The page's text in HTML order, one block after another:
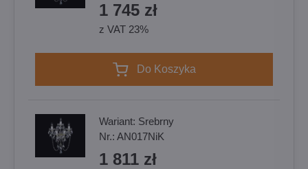
1 745 zł
z VAT 23%
Do Koszyka
Wariant: Srebrny
Nr.: AN017NiK
1 811 zł